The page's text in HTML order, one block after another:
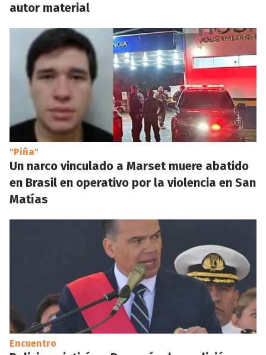
autor material
"Piña"
Un narco vinculado a Marset muere abatido
en Brasil en operativo por la violencia en San
Matías
Encuentro